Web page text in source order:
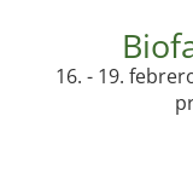
16. - 19.
Sectores de